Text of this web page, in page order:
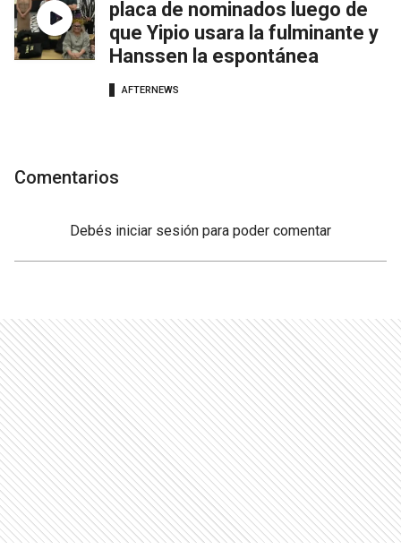
placa de nominados luego de
que Yipio usara la fulminante y
Hanssen la espontánea
AFTERNEWS
Comentarios
Debés iniciar sesión para poder comentar